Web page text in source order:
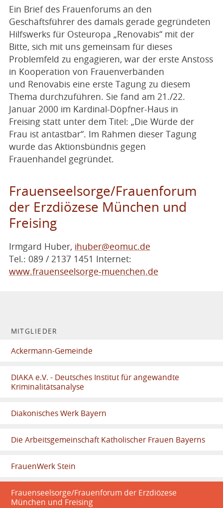
Ein Brief des Frauenforums an den
Geschäftsführer des damals gerade gegründeten
Hilfswerks für Osteuropa „Renovabis“ mit der
Bitte, sich mit uns gemeinsam für dieses
Problemfeld zu engagieren, war der erste Anstoss
in Kooperation von Frauenverbänden
und Renovabis eine erste Tagung zu diesem
Thema durchzuführen. Sie fand am 21./22.
Januar 2000 im Kardinal-Döpfner-Haus in
Freising statt unter dem Titel: „Die Würde der
Frau ist antastbar“. Im Rahmen dieser Tagung
wurde das Aktionsbündnis gegen
Frauenhandel gegründet.
Frauenseelsorge/Frauenforum
der Erzdiözese München und
Freising
Irmgard Huber, ihuber@eomuc.de
Tel.: 089 / 2137 1451 Internet:
www.frauenseelsorge-muenchen.de
MITGLIEDER
Ackermann-Gemeinde
DIAKA e.V. - Deutsches Institut für angewandte
Kriminalitätsanalyse
Diakonisches Werk Bayern
Die Arbeitsgemeinschaft Katholischer Frauen Bayerns
FrauenWerk Stein
Frauenseelsorge/Frauenforum der Erzdiözese
München und Freising